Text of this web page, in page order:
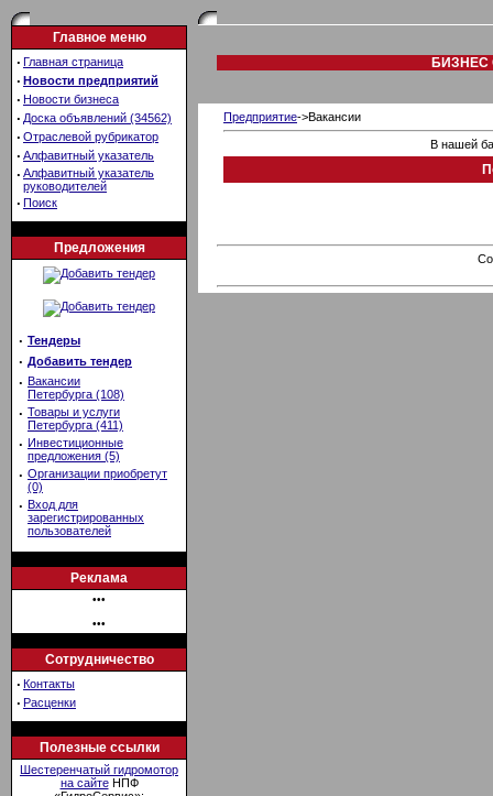
Главное меню
· Главная страница
· Новости предприятий
· Новости бизнеса
· Доска объявлений (34562)
· Отраслевой рубрикатор
· Алфавитный указатель
· Алфавитный указатель
руководителей
· Поиск
Предложения
· Тендеры
· Добавить тендер
· Вакансии
Петербурга (108)
· Товары и услуги
Петербурга (411)
· Инвестиционные
предложения (5)
· Организации приобретут
(0)
· Вход для
зарегистрированных
пользователей
Реклама
•••
•••
Сотрудничество
· Контакты
· Расценки
Полезные ссылки
Шестеренчатый гидромотор
на сайтеНПФ
БИЗНЕС
Предприятие->Вакансии
В нашей